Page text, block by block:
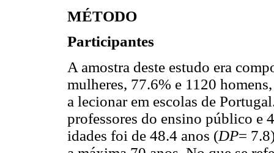
MÉTODO
Participantes
A amostra deste estudo era
mulheres, 77.6% e 1120
a lecionar em escolas de
professores do ensino público e
idades foi de 48.4 anos (DP=